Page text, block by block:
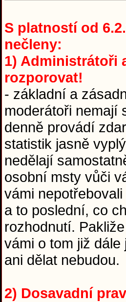
S platností od
nečleny:
1) Administrátoři
rozporovat!
- základní a
moderátoři nemají
denně provádí
statistik jasně
nedělají
osobní msty vůči
vámi
a to poslední, co
rozhodnutí.
vámi o tom již
ani dělat nebudou.
2) Dosavadní